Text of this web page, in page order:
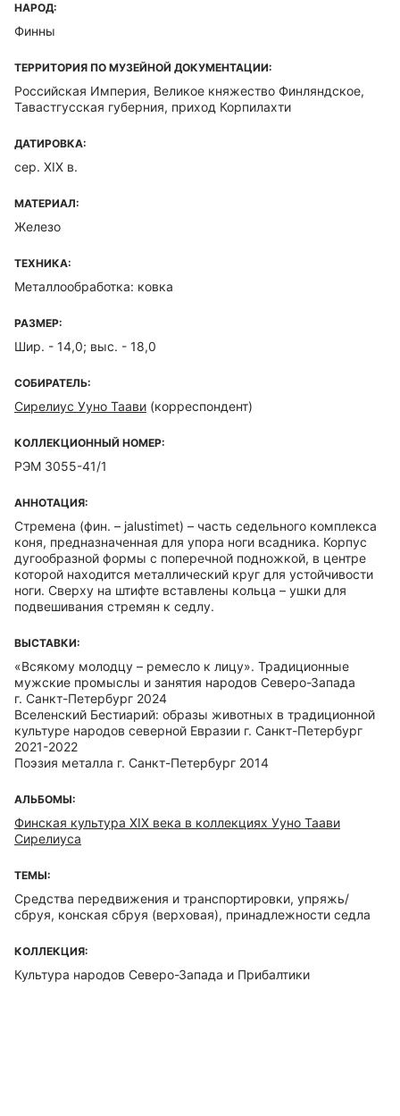
НАРОД:
Финны
ТЕРРИТОРИЯ ПО МУЗЕЙНОЙ ДОКУМЕНТАЦИИ:
Российская Империя, Великое княжество Финляндское,
Тавастгусская губерния, приход Корпилахти
ДАТИРОВКА:
сер. XIX в.
МАТЕРИАЛ:
Железо
ТЕХНИКА:
Металлообработка: ковка
РАЗМЕР:
Шир. - 14,0; выс. - 18,0
СОБИРАТЕЛЬ:
Сирелиус Ууно Таави (корреспондент)
КОЛЛЕКЦИОННЫЙ НОМЕР:
РЭМ 3055-41/1
АННОТАЦИЯ:
Стремена (фин. – jalustimet) – часть седельного комплекса
коня, предназначенная для упора ноги всадника. Корпус
дугообразной формы с поперечной подножкой, в центре
которой находится металлический круг для устойчивости
ноги. Сверху на штифте вставлены кольца – ушки для
подвешивания стремян к седлу.
ВЫСТАВКИ:
«Всякому молодцу – ремесло к лицу». Традиционные
мужские промыслы и занятия народов Северо-Запада
г. Санкт-Петербург 2024
Вселенский Бестиарий: образы животных в традиционной
культуре народов северной Евразии г. Санкт-Петербург
2021-2022
Поэзия металла г. Санкт-Петербург 2014
АЛЬБОМЫ:
Финская культура XIX века в коллекциях Ууно Таави
Сирелиуса
ТЕМЫ:
Средства передвижения и транспортировки, упряжь/
сбруя, конская сбруя (верховая), принадлежности седла
КОЛЛЕКЦИЯ:
Культура народов Северо-Запада и Прибалтики